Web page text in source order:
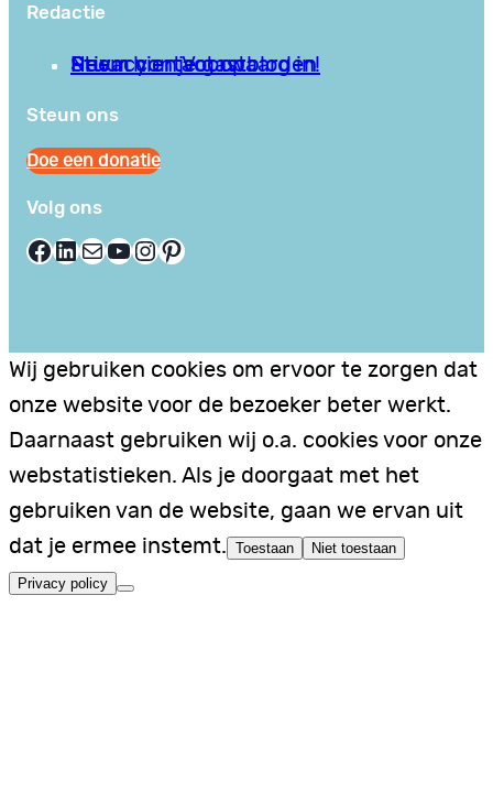
Redactie
Privacy en Voorwaarden
Stuur hier je gastblog in!
Neem contact op
Steun ons
Doe een donatie
Volg ons
Facebook LinkedIn E-mail YouTube InstagramPinterest
Wij gebruiken cookies om ervoor te zorgen dat
onze website voor de bezoeker beter werkt.
Daarnaast gebruiken wij o.a. cookies voor onze
webstatistieken. Als je doorgaat met het
gebruiken van de website, gaan we ervan uit
dat je ermee instemt. Toestaan Niet toestaan
Privacy policy